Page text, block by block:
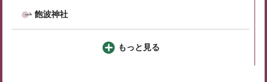
飽波神社
もっと見る